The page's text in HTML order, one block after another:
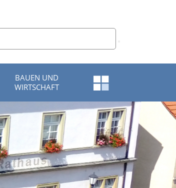
BAUEN UND
WIRTSCHAFT
Schnellzugriff-
Menü
öffnen